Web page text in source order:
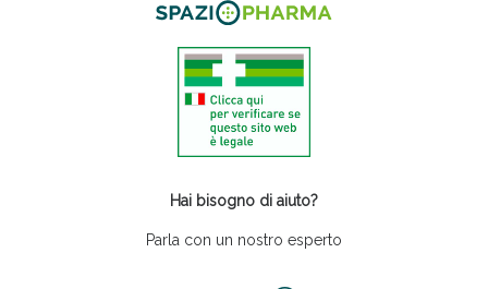
Hai bisogno di aiuto?
Parla con un nostro esperto